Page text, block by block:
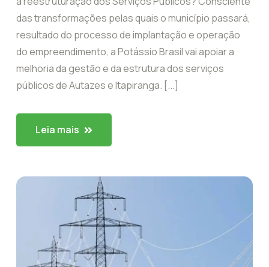
das transformações pelas quais o município passará,
resultado do processo de implantação e operação
do empreendimento, a Potássio Brasil vai apoiar a
melhoria da gestão e da estrutura dos serviços
públicos de Autazes e Itapiranga. [...]
Leia mais